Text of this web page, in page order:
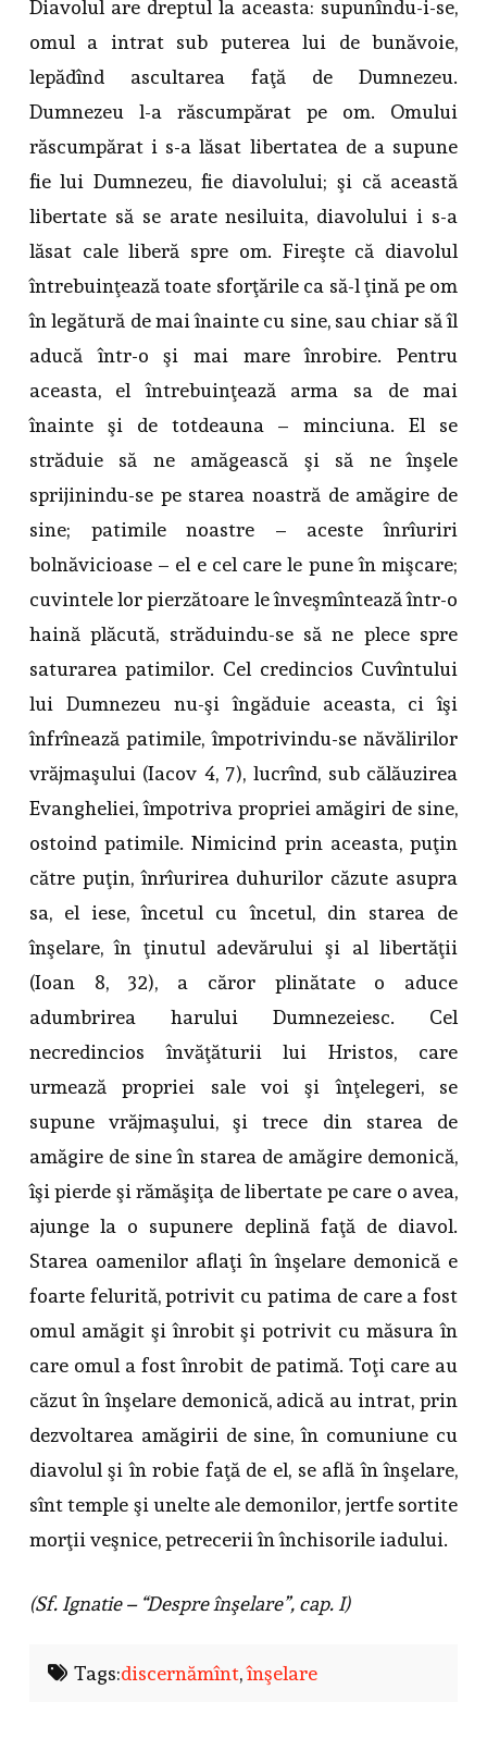
Diavolul are dreptul la aceasta: supunîndu-i-se,
omul a intrat sub puterea lui de bunăvoie,
lepădînd ascultarea faţă de Dumnezeu.
Dumnezeu l-a răscumpărat pe om. Omului
răscumpărat i s-a lăsat libertatea de a supune
fie lui Dumnezeu, fie diavolului; şi că această
libertate să se arate nesiluita, diavolului i s-a
lăsat cale liberă spre om. Fireşte că diavolul
întrebuinţează toate sforţările ca să-l ţină pe om
în legătură de mai înainte cu sine, sau chiar să îl
aducă într-o şi mai mare înrobire. Pentru
aceasta, el întrebuinţează arma sa de mai
înainte şi de totdeauna – minciuna. El se
străduie să ne amăgească şi să ne înşele
sprijinindu-se pe starea noastră de amăgire de
sine; patimile noastre – aceste înrîuriri
bolnăvicioase – el e cel care le pune în mişcare;
cuvintele lor pierzătoare le înveşmîntează într-o
haină plăcută, străduindu-se să ne plece spre
saturarea patimilor. Cel credincios Cuvîntului
lui Dumnezeu nu-şi îngăduie aceasta, ci îşi
înfrînează patimile, împotrivindu-se năvălirilor
vrăjmaşului (Iacov 4, 7), lucrînd, sub călăuzirea
Evangheliei, împotriva propriei amăgiri de sine,
ostoind patimile. Nimicind prin aceasta, puţin
către puţin, înrîurirea duhurilor căzute asupra
sa, el iese, încetul cu încetul, din starea de
înşelare, în ţinutul adevărului şi al libertăţii
(Ioan 8, 32), a căror plinătate o aduce
adumbrirea harului Dumnezeiesc. Cel
necredincios învăţăturii lui Hristos, care
urmează propriei sale voi şi înţelegeri, se
supune vrăjmaşului, şi trece din starea de
amăgire de sine în starea de amăgire demonică,
îşi pierde şi rămăşiţa de libertate pe care o avea,
ajunge la o supunere deplină faţă de diavol.
Starea oamenilor aflaţi în înşelare demonică e
foarte felurită, potrivit cu patima de care a fost
omul amăgit şi înrobit şi potrivit cu măsura în
care omul a fost înrobit de patimă. Toţi care au
căzut în înşelare demonică, adică au intrat, prin
dezvoltarea amăgirii de sine, în comuniune cu
diavolul şi în robie faţă de el, se află în înşelare,
sînt temple şi unelte ale demonilor, jertfe sortite
morţii veşnice, petrecerii în închisorile iadului.
(Sf. Ignatie – “Despre înşelare”, cap. I)
Tags:discernămînt,înşelare